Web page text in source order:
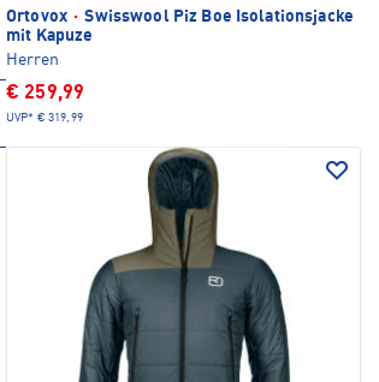
Ortovox · Swisswool Piz Boe Isolationsjacke
mit Kapuze
Herren
€ 259,99
UVP* € 319,99